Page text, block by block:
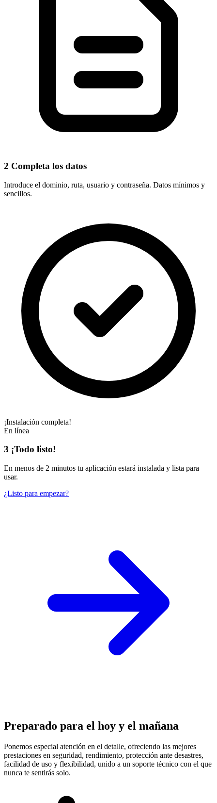
2 Completa los datos
Introduce el dominio, ruta, usuario y contraseña. Datos mínimos y
sencillos.
¡Instalación completa!
En línea
3 ¡Todo listo!
En menos de 2 minutos tu aplicación estará instalada y lista para
usar.
¿Listo para empezar?
Preparado para el hoy y el mañana
Ponemos especial atención en el detalle, ofreciendo las mejores
prestaciones en seguridad, rendimiento, protección ante desastres,
facilidad de uso y flexibilidad, unido a un soporte técnico con el que
nunca te sentirás solo.